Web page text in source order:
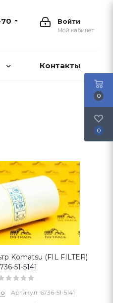
Войти
Мой кабинет
Контакты
Komatsu (FIL FILTER)
51-5141
Артикул: 6736-51-5141
0
0